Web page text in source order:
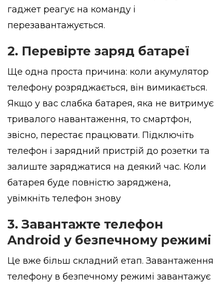
гаджет реагує на команду і
перезавантажується.
2. Перевірте заряд батареї
Ще одна проста причина: коли акумулятор
телефону розряджається, він вимикається.
Якщо у вас слабка батарея, яка не витримує
тривалого навантаження, то смартфон,
звісно, перестає працювати. Підключіть
телефон і зарядний пристрій до розетки та
залиште заряджатися на деякий час. Коли
батарея буде повністю заряджена,
увімкніть телефон знову
3. Завантажте телефон
Android у безпечному режимі
Це вже більш складний етап. Завантаження
телефону в безпечному режимі завантажує